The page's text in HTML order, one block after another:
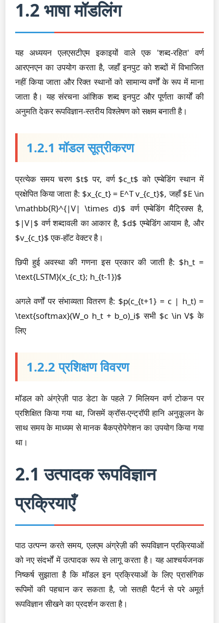
1.2 भाषा मॉडलिंग
यह अध्ययन एलएसटीएम इकाइयों वाले एक 'शब्द-रहित' वर्ण
आरएनएन का उपयोग करता है, जहाँ इनपुट को शब्दों में विभाजित
नहीं किया जाता और रिक्त स्थानों को सामान्य वर्णों के रूप में माना
जाता है। यह संरचना आंशिक शब्द इनपुट और पूर्णता कार्यों की
अनुमति देकर रूपविज्ञान-स्तरीय विश्लेषण को सक्षम बनाती है।
1.2.1 मॉडल सूत्रीकरण
प्रत्येक समय चरण $t$ पर, वर्ण $c_t$ को एम्बेडिंग स्थान में
प्रक्षेपित किया जाता है: $x_{c_t} = E^T v_{c_t}$, जहाँ $E \in
\mathbb{R}^{|V| \times d}$ वर्ण एम्बेडिंग मैट्रिक्स है,
$|V|$ वर्ण शब्दावली का आकार है, $d$ एम्बेडिंग आयाम है, और
$v_{c_t}$ एक-हॉट वेक्टर है।
छिपी हुई अवस्था की गणना इस प्रकार की जाती है: $h_t =
\text{LSTM}(x_{c_t}; h_{t-1})$
अगले वर्णों पर संभाव्यता वितरण है: $p(c_{t+1} = c | h_t) =
\text{softmax}(W_o h_t + b_o)_i$ सभी $c \in V$ के
लिए
1.2.2 प्रशिक्षण विवरण
मॉडल को अंग्रेज़ी पाठ डेटा के पहले 7 मिलियन वर्ण टोकन पर
प्रशिक्षित किया गया था, जिसमें क्रॉस-एन्ट्रॉपी हानि अनुकूलन के
साथ समय के माध्यम से मानक बैकप्रोपेगेशन का उपयोग किया गया
था।
2.1 उत्पादक रूपविज्ञान
प्रक्रियाएँ
पाठ उत्पन्न करते समय, एलएम अंग्रेज़ी की रूपविज्ञान प्रक्रियाओं
को नए संदर्भों में उत्पादक रूप से लागू करता है। यह आश्चर्यजनक
निष्कर्ष सुझाता है कि मॉडल इन प्रक्रियाओं के लिए प्रासंगिक
रूपिमों की पहचान कर सकता है, जो सतही पैटर्न से परे अमूर्त
रूपविज्ञान सीखने का प्रदर्शन करता है।